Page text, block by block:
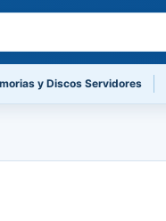
y Discos Servidores